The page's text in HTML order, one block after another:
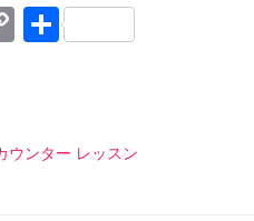
C
Li
共
ウンター レッスン